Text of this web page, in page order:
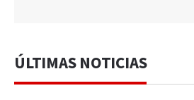
ÚLTIMAS NOTICIAS